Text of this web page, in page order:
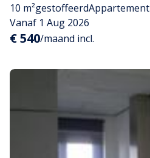
10 m²gestoffeerdAppartement
Vanaf 1 Aug 2026
€ 540/maand incl.